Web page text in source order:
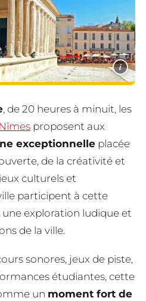
i
, de 20 heures à minuit, les
Nîmes proposent aux
exceptionnelle placée
de la créativité et
culturels et
participent à cette
exploration ludique et
de la ville.
sonores, jeux de piste,
étudiantes, cette
un moment fort de